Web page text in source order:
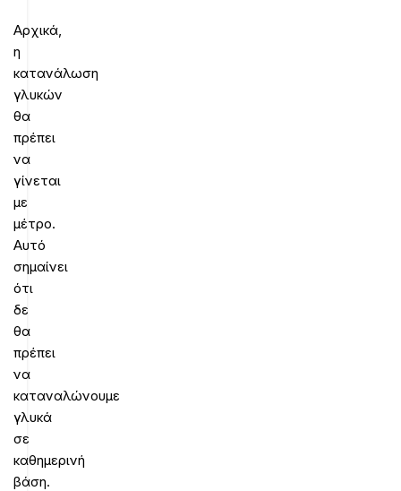
Αρχικά,
η
κατανάλωση
γλυκών
θα
πρέπει
να
γίνεται
με
μέτρο.
Αυτό
σημαίνει
ότι
δε
θα
πρέπει
να
καταναλώνουμε
γλυκά
σε
καθημερινή
βάση.